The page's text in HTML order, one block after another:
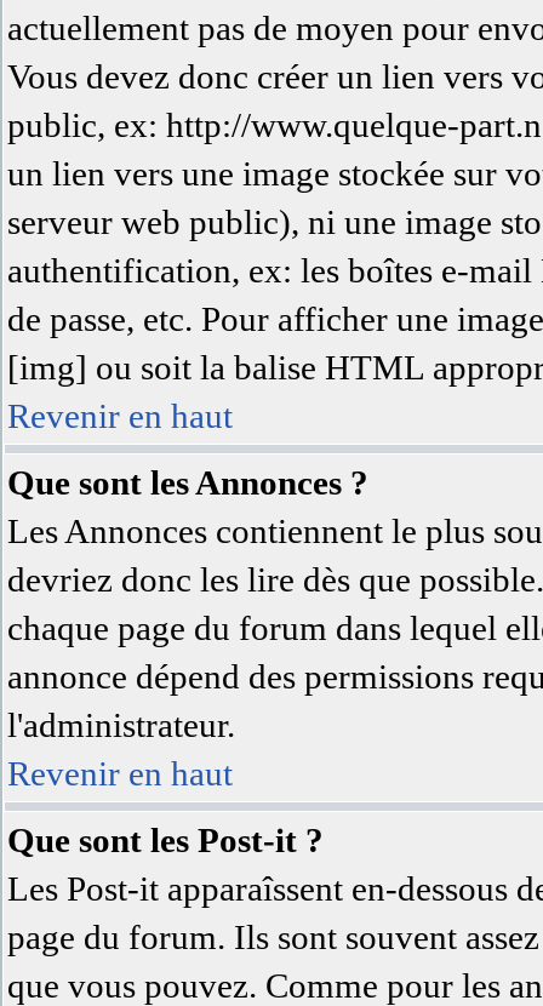
actuellement pas de moyen pour
Vous devez donc créer un lien vers
public, ex: http://www.quelque-
un lien vers une image stockée sur
serveur web public), ni une image
authentification, ex: les boîtes e-
de passe, etc. Pour afficher une
[img] ou soit la balise HTML
Revenir en haut
Que sont les Annonces ?
Les Annonces contiennent le plus
devriez donc les lire dès que
chaque page du forum dans lequel
annonce dépend des permissions
l'administrateur.
Revenir en haut
Que sont les Post-it ?
Les Post-it apparaîssent en-dessous
page du forum. Ils sont souvent
que vous pouvez. Comme pour les